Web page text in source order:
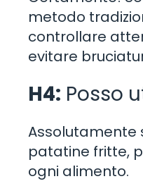
metodo
controllare
evitare
H4: Posso
Assolutamente
patatine fritte,
ogni alimento.